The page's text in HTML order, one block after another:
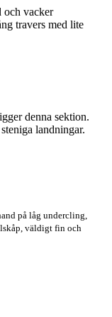
vacker
travers med lite
denna sektion.
landningar.
på låg undercling,
väldigt fin och